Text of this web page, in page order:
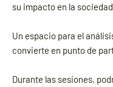
su impacto en la
Un espacio para el
convierte en punto de
Durante las sesiones,